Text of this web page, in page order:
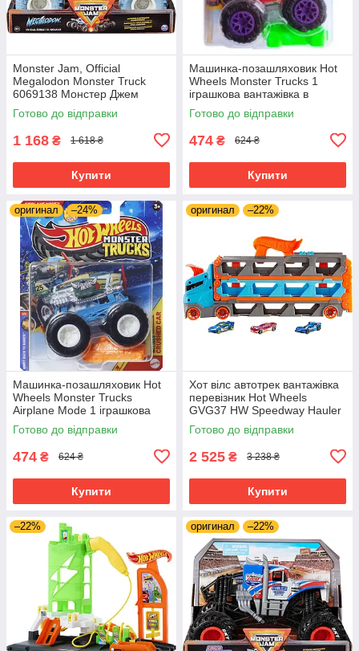
Monster Jam, Official
Megalodon Monster Truck
6069138 Монстер Джем
Монстр трак
Готово до відправки
1 168 ₴ 1 618 ₴
Купити
Машинка-позашляховик Hot
Wheels Monster Trucks 1
іграшкова вантажівка в
масштабі 1:64
Готово до відправки
474 ₴ 624 ₴
Купити
оригинал –24%
Машинка-позашляховик Hot
Wheels Monster Trucks
Airplane Mode 1 іграшкова
вантажівка в масштабі 1:64
Готово до відправки
474 ₴ 624 ₴
Купити
оригинал –22%
Хот вілс автотрек вантажівка
перевізник Hot Wheels
GVG37 HW Speedway Hauler
Готово до відправки
2 525 ₴ 3 238 ₴
Купити
–22% оригинал –22%